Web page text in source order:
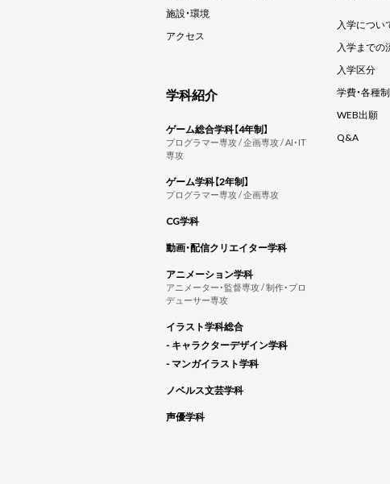
施設・環境
アクセス
学科紹介
ゲーム総合学科【4年制】
プログラマー専攻 / 企画専攻 / AI・IT
専攻
ゲーム学科【2年制】
プログラマー専攻 / 企画専攻
CG学科
動画・配信クリエイター学科
アニメーション学科
アニメーター・監督専攻 / 制作・プロ
デューサー専攻
イラスト学科総合
- キャラクターデザイン学科
- マンガイラスト学科
ノベルス文芸学科
声優学科
入学につい
入学までの
入学区分
学費・各種
WEB出願
Q&A